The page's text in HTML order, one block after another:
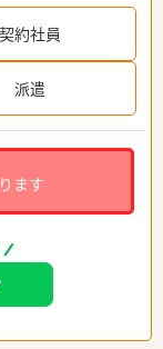
契約社員
派遣
ます